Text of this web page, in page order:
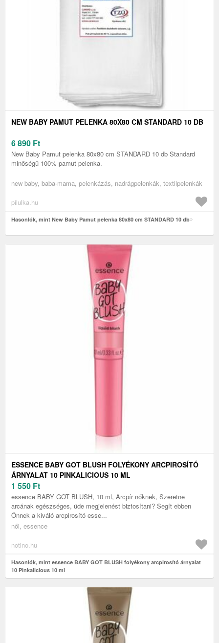
NEW BABY PAMUT PELENKA 80X80 CM STANDARD 10 DB
6 890 Ft
New Baby Pamut pelenka 80x80 cm STANDARD 10 db Standard
minőségű 100% pamut pelenka.
new baby, baba-mama, pelenkázás, nadrágpelenkák, textilpelenkák
pilulka.hu
Hasonlók, mint New Baby Pamut pelenka 80x80 cm STANDARD 10 db
ESSENCE BABY GOT BLUSH FOLYÉKONY ARCPIROSÍTÓ
ÁRNYALAT 10 PINKALICIOUS 10 ML
1 550 Ft
essence BABY GOT BLUSH, 10 ml, Arcpír nőknek, Szeretne
arcának egészséges, üde megjelenést biztosítani? Segít ebben
Önnek a kiváló arcpirosító esse...
női, essence
notino.hu
Hasonlók, mint essence BABY GOT BLUSH folyékony arcpirosító árnyalat
10 Pinkalicious 10 ml